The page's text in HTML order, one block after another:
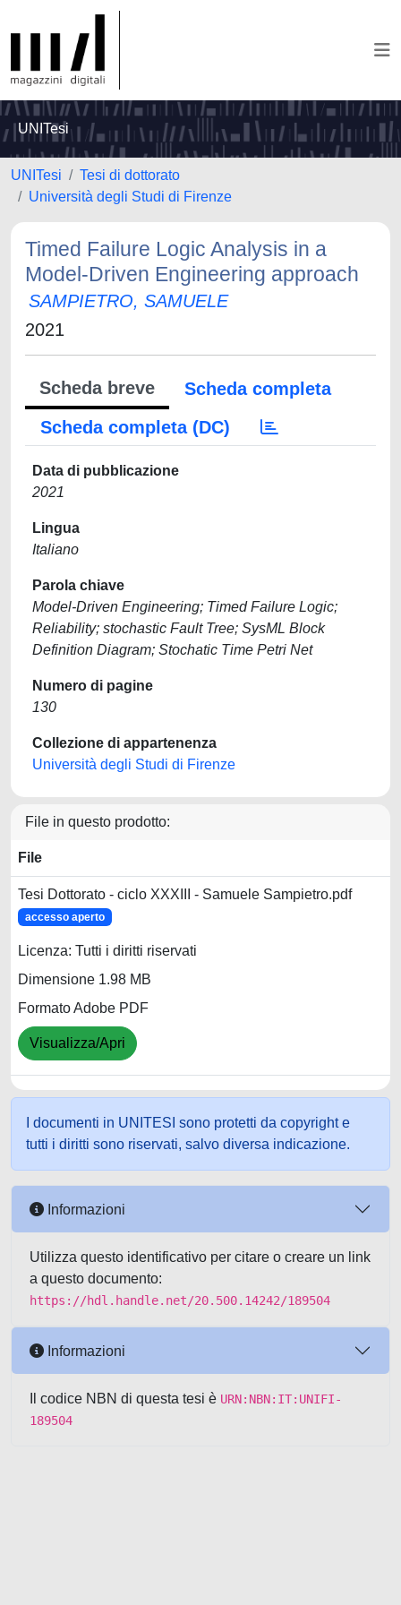
UNITesi
UNITesi
Tesi di dottorato
Università degli Studi di Firenze
Timed Failure Logic Analysis in a
Model-Driven Engineering approach
SAMPIETRO, SAMUELE
2021
Scheda breve
Scheda completa
Scheda completa (DC)
Data di pubblicazione
2021
Lingua
Italiano
Parola chiave
Model-Driven Engineering; Timed Failure Logic;
Reliability; stochastic Fault Tree; SysML Block
Definition Diagram; Stochatic Time Petri Net
Numero di pagine
130
Collezione di appartenenza
Università degli Studi di Firenze
File in questo prodotto:
File
Tesi Dottorato - ciclo XXXIII - Samuele Sampietro.pdf
accesso aperto
Licenza: Tutti i diritti riservati
Dimensione 1.98 MB
Formato Adobe PDF
Visualizza/Apri
I documenti in UNITESI sono protetti da copyright e
tutti i diritti sono riservati, salvo diversa indicazione.
Informazioni
Utilizza questo identificativo per citare o creare un link
a questo documento:
https://hdl.handle.net/20.500.14242/189504
Informazioni
Il codice NBN di questa tesi è URN:NBN:IT:UNIFI-
189504